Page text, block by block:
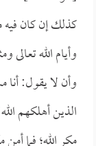
كذلك إن كان فيه
وأيام الله
وأن لا يقول: أنا
الذين أهلكهم